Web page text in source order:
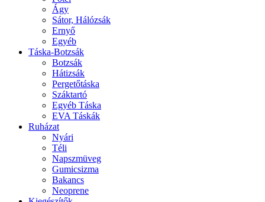
Ágy
Sátor, Hálózsák
Ernyő
Egyéb
Táska-Botzsák
Botzsák
Hátizsák
Pergetőtáska
Száktartó
Egyéb Táska
EVA Táskák
Ruházat
Nyári
Téli
Napszmüveg
Gumicsizma
Bakancs
Neoprene